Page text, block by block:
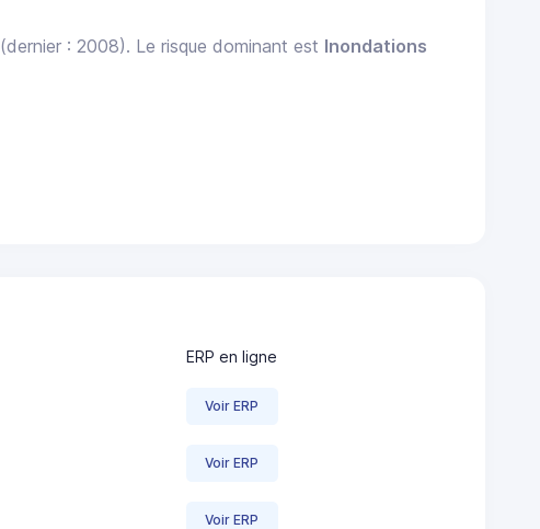
(dernier : 2008). Le risque dominant est Inondations
ERP en ligne
Voir ERP
Voir ERP
Voir ERP